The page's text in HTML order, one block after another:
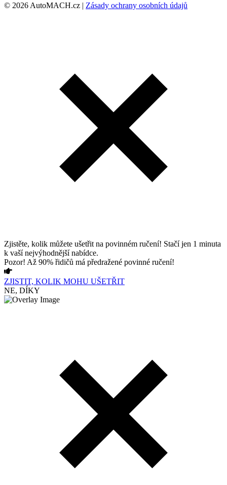
© 2026 AutoMACH.cz | Zásady ochrany osobních údajů
Zjistěte, kolik můžete ušetřit na povinném ručení! Stačí jen 1 minuta
k vaší nejvýhodnější nabídce.
Pozor! Až 90% řidičů má předražené povinné ručení!
ZJISTIT, KOLIK MOHU UŠETŘIT
NE, DÍKY